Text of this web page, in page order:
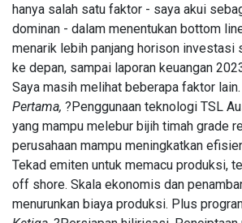
Bukan
Soal
Damayanti,
Tapi Soal
Institusi
09
Aug,
40
views
HUMANIORA
Toko
Populer,
Jejak Ritel
Modern
Rekaman
06
2026
69
views
hanya salah satu faktor - saya akui
dominan - dalam menentukan bottom
menarik lebih panjang horison investasi
ke depan, sampai laporan keuangan
Saya masih melihat beberapa faktor
Pertama, ?Penggunaan teknologi TSL
yang mampu melebur bijih timah grade
perusahaan mampu meningkatkan
Tekad emiten untuk memacu produksi,
off shore. Skala ekonomis dan
menurunkan biaya produksi. Plus